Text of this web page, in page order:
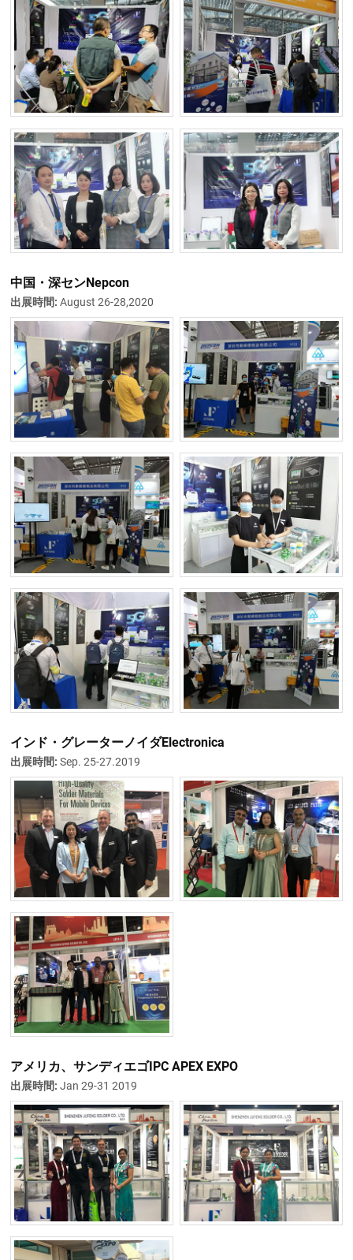
中国・深センNepcon
出展時間:August 26-28,2020
インド・グレーターノイダElectronica
出展時間:Sep. 25-27.2019
アメリカ、サンディエゴIPC APEX EXPO
出展時間:Jan 29-31 2019